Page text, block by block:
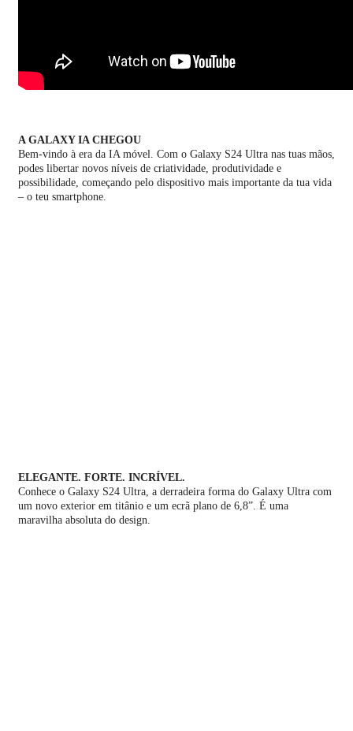
A GALAXY IA CHEGOU
Bem-vindo à era da IA móvel. Com o Galaxy S24 Ultra nas tuas mãos,
podes libertar novos níveis de criatividade, produtividade e
possibilidade, começando pelo dispositivo mais importante da tua vida
– o teu smartphone.
ELEGANTE. FORTE. INCRÍVEL.
Conhece o Galaxy S24 Ultra, a derradeira forma do Galaxy Ultra com
um novo exterior em titânio e um ecrã plano de 6,8”. É uma
maravilha absoluta do design.